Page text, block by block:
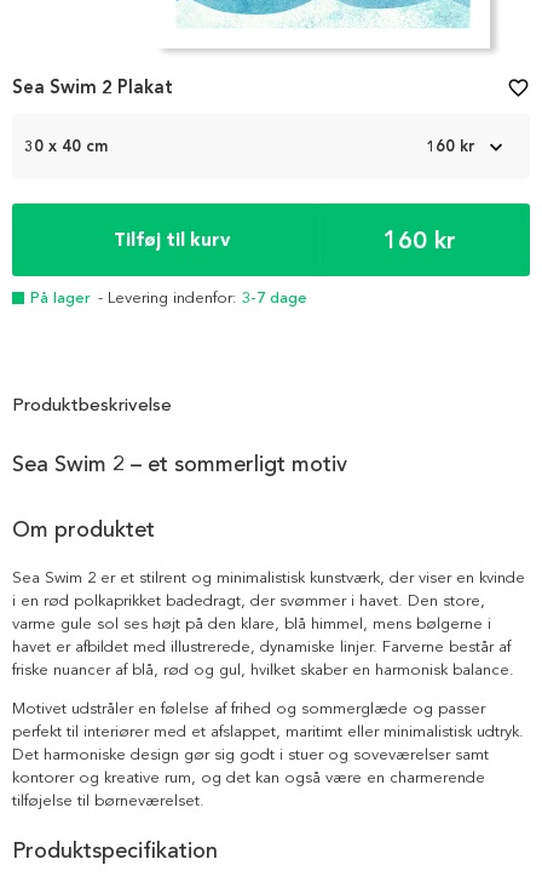
1
30 x 40 cm 160 kr
Tilføj til kurv 160 kr
På lager - Levering indenfor: 3-7 dage
Sea Swim 2 Plakat favorite_border
Produktbeskrivelse
Sea Swim 2 – et sommerligt motiv
Om produktet
Sea Swim 2 er et stilrent og minimalistisk kunstværk, der viser en kvinde
i en rød polkaprikket badedragt, der svømmer i havet. Den store,
varme gule sol ses højt på den klare, blå himmel, mens bølgerne i
havet er afbildet med illustrerede, dynamiske linjer. Farverne består af
friske nuancer af blå, rød og gul, hvilket skaber en harmonisk balance.
Motivet udstråler en følelse af frihed og sommerglæde og passer
perfekt til interiører med et afslappet, maritimt eller minimalistisk udtryk.
Det harmoniske design gør sig godt i stuer og soveværelser samt
kontorer og kreative rum, og det kan også være en charmerende
tilføjelse til børneværelset.
Produktspecifikation